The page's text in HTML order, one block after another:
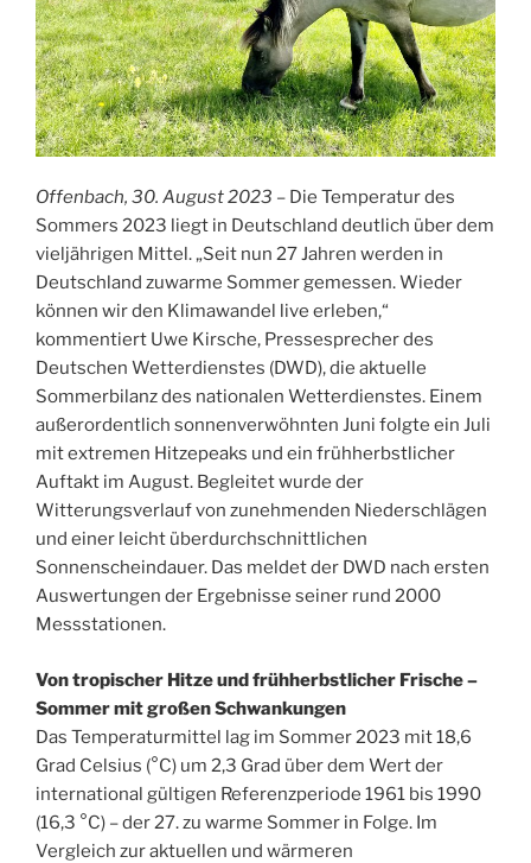
Offenbach, 30. August 2023 – Die Temperatur des
Sommers 2023 liegt in Deutschland deutlich über dem
vieljährigen Mittel. „Seit nun 27 Jahren werden in
Deutschland zuwarme Sommer gemessen. Wieder
können wir den Klimawandel live erleben,“
kommentiert Uwe Kirsche, Pressesprecher des
Deutschen Wetterdienstes (DWD), die aktuelle
Sommerbilanz des nationalen Wetterdienstes. Einem
außerordentlich sonnenverwöhnten Juni folgte ein Juli
mit extremen Hitzepeaks und ein frühherbstlicher
Auftakt im August. Begleitet wurde der
Witterungsverlauf von zunehmenden Niederschlägen
und einer leicht überdurchschnittlichen
Sonnenscheindauer. Das meldet der DWD nach ersten
Auswertungen der Ergebnisse seiner rund 2000
Messstationen.
Von tropischer Hitze und frühherbstlicher Frische –
Sommer mit großen Schwankungen
Das Temperaturmittel lag im Sommer 2023 mit 18,6
Grad Celsius (°C) um 2,3 Grad über dem Wert der
international gültigen Referenzperiode 1961 bis 1990
(16,3 °C) – der 27. zu warme Sommer in Folge. Im
Vergleich zur aktuellen und wärmeren